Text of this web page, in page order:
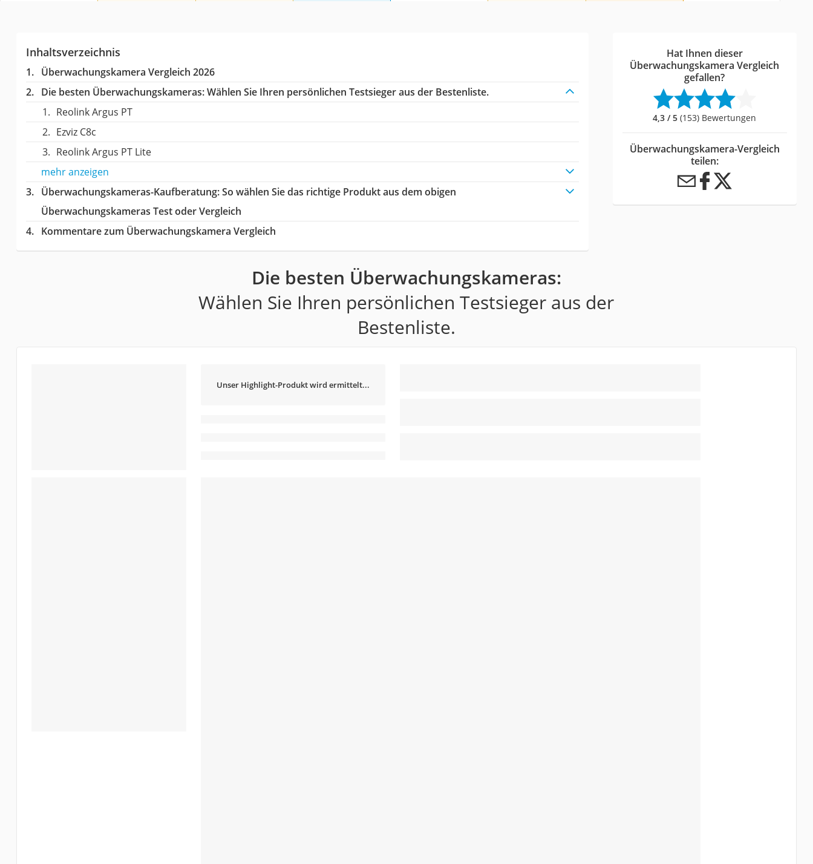
Inhaltsverzeichnis
Überwachungskamera Vergleich 2026
Die besten Überwachungskameras:Wählen Sie Ihren persönlichen Testsieger aus der Bestenliste.
Reolink Argus PT
Ezviz C8c
Reolink Argus PT Lite
mehr anzeigen
Überwachungskameras-Kaufberatung: So wählen Sie das richtige Produkt aus dem obigen
Überwachungskameras Test oder Vergleich
Kommentare zum Überwachungskamera Vergleich
Hat Ihnen dieser
Überwachungskamera Vergleich
gefallen?
4,3 / 5 (153) Bewertungen
Überwachungskamera-Vergleich
teilen:
Die besten Überwachungskameras:
Wählen Sie Ihren persönlichen Testsieger aus der
Bestenliste.
Unser Highlight-Produkt wird ermittelt...